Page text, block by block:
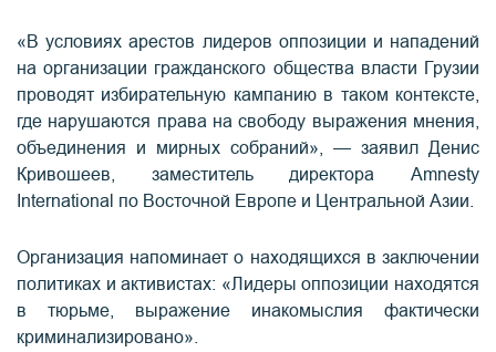
«В условиях арестов лидеров оппозиции и нападений
на организации гражданского общества власти Грузии
проводят избирательную кампанию в таком контексте,
где нарушаются права на свободу выражения мнения,
объединения и мирных собраний», — заявил Денис
Кривошеев, заместитель директора Amnesty
International по Восточной Европе и Центральной Азии.
Организация напоминает о находящихся в заключении
политиках и активистах: «Лидеры оппозиции находятся
в тюрьме, выражение инакомыслия фактически
криминализировано».